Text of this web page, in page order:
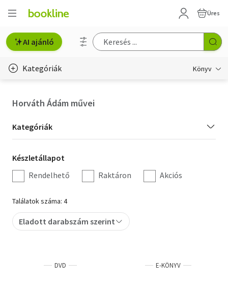
Üres
AI ajánló
Kategóriák Könyv
Hobbi, szabadidő
Irodalom
Művészet
Szakkönyv
Tankönyv, segédkönyv
Horváth Ádám művei
Kategória
szűrés
Kategóriák
Készletállapot
szűrés
Készletállapot
Rendelhető
Raktáron Akciós
Találatok száma: 4
Eladott darabszám szerint
DVD E-KÖNYV